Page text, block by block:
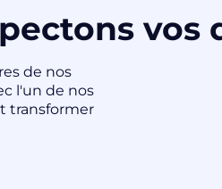
vos
de nos
l'un de nos
transformer